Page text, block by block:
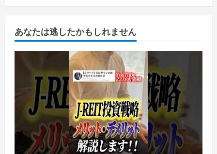
あなたは逃したかもしれません